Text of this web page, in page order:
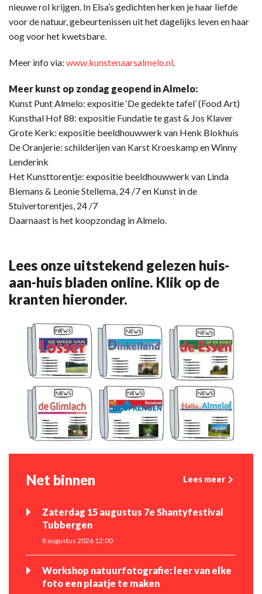
nieuwe rol krijgen. In Elsa’s gedichten herken je haar liefde
voor de natuur, gebeurtenissen uit het dagelijks leven en haar
oog voor het kwetsbare.
Meer info via: www.kunstenaarsalmelo.nl
Meer kunst op zondag geopend in Almelo:
Kunst Punt Almelo: expositie ‘De gedekte tafel’ (Food Art)
Kunsthal Hof 88: expositie Fundatie te gast & Jos Klaver
Grote Kerk: expositie beeldhouwwerk van Henk Blokhuis
De Oranjerie: schilderijen van Karst Kroeskamp en Winny
Lenderink
Het Kunsttorentje: expositie beeldhouwwerk van Linda
Biemans & Leonie Stellema, 24 /7 en Kunst in de
Stuivertorentjes, 24 /7
Daarnaast is het koopzondag in Almelo.
Lees onze uitstekend gelezen huis-
aan-huis bladen online. Klik op de
kranten hieronder.
Net binnen Lees meer
Zaterdag 15 augustus 7e Shantyfestival
Tubbergen
8 augustus 2026 12:00
Workshop natuurfotografie: leer van elke
foto een plaatje te maken